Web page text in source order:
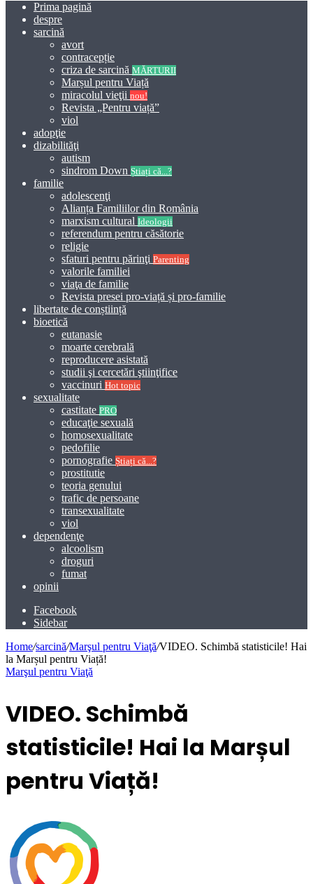
Prima pagină
despre
sarcină
avort
contracepție
criza de sarcină MĂRTURII
Marșul pentru Viață
miracolul vieţii nou!
Revista „Pentru viață”
viol
adopţie
dizabilităţi
autism
sindrom Down Știați că...?
familie
adolescenţi
Alianța Familiilor din România
marxism cultural Ideologii
referendum pentru căsătorie
religie
sfaturi pentru părinţi Parenting
valorile familiei
viaţa de familie
Revista presei pro-viață și pro-familie
libertate de conștiință
bioetică
eutanasie
moarte cerebrală
reproducere asistată
studii şi cercetări ştiinţifice
vaccinuri Hot topic
sexualitate
castitate PRO
educaţie sexuală
homosexualitate
pedofilie
pornografie Știați că...?
prostitutie
teoria genului
trafic de persoane
transexualitate
viol
dependenţe
alcoolism
droguri
fumat
opinii
Facebook
Sidebar
Home/sarcină/Marşul pentru Viaţă/VIDEO. Schimbă statisticile! Hai
la Marșul pentru Viață!
Marşul pentru Viaţă
VIDEO. Schimbă
statisticile! Hai la Marșul
pentru Viață!